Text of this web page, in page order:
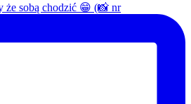
że sobą chodzić 😁 (📸 nr